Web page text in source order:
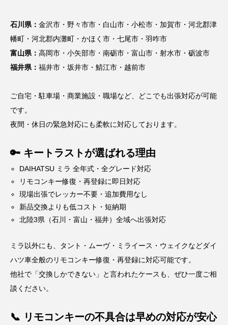
石川県： 金沢市・野々市市・白山市・小松市・加賀市・河北郡津
幡町・河北郡内灘町・かほく市・七尾市・羽咋市
富山県： 高岡市・小矢部市・南砺市・富山市・射水市・砺波市
福井県： 福井市・坂井市・鯖江市・越前市
ご自宅・駐車場・商業施設・職場など、どこでも出張対応が可能
です。
夜間・休日の緊急対応にも柔軟に対応しております。
🔑 キートラストが選ばれる理由
DAIHATSU ミラ 全年式・全グレード対応
リモコンキー修復・再登録に即日対応
現場出張でレッカー不要・追加費用なし
新品交換よりも低コスト・短納期
北陸3県（石川・富山・福井）全域へ出張対応
ミラ以外にも、タント・ムーヴ・ミライース・ウェイクなどダイ
ハツ車全般のリモコンキー修復・再登録に対応可能です。
他社で「交換しかできない」と言われたケースも、ぜひ一度ご相
談ください。
📞 リモコンキーの不具合は早めの対応が安心